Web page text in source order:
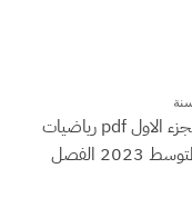
ملزمة الجزء الاول pdf رياضيات
الثالث المتوسط 2023 الفصل